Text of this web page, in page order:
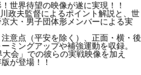
世界待望の映像が遂に実現！！
政夫監督によるポイント解説と、世
大・男子団体形メンバーによる実
意点（平安を除く）、正面・横・後
ミングアップや補強運動を収録。
会」での彼らの実戦映像を加え
が登場！！